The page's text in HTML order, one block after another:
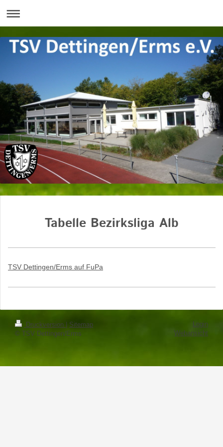
Tabelle Bezirksliga Alb
TSV Dettingen/Erms auf FuPa
Druckversion
Sitemap
© TSV Dettingen/Erms
Login
Webansicht